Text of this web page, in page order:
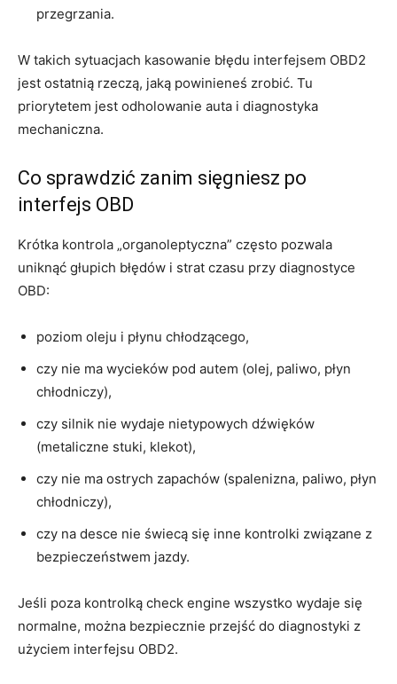
przegrzania.
W takich sytuacjach kasowanie błędu interfejsem OBD2
jest ostatnią rzeczą, jaką powinieneś zrobić. Tu
priorytetem jest odholowanie auta i diagnostyka
mechaniczna.
Co sprawdzić zanim sięgniesz po
interfejs OBD
Krótka kontrola „organoleptyczna” często pozwala
uniknąć głupich błędów i strat czasu przy diagnostyce
OBD:
poziom oleju i płynu chłodzącego,
czy nie ma wycieków pod autem (olej, paliwo, płyn
chłodniczy),
czy silnik nie wydaje nietypowych dźwięków
(metaliczne stuki, klekot),
czy nie ma ostrych zapachów (spalenizna, paliwo, płyn
chłodniczy),
czy na desce nie świecą się inne kontrolki związane z
bezpieczeństwem jazdy.
Jeśli poza kontrolką check engine wszystko wydaje się
normalne, można bezpiecznie przejść do diagnostyki z
użyciem interfejsu OBD2.